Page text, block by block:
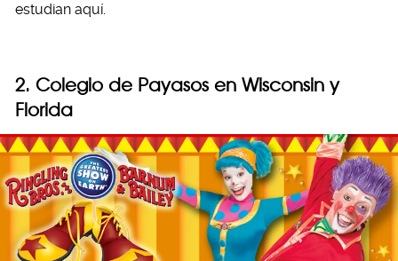
estudian aquí.
2. Colegio de Payasos en Wisconsin y
Florida